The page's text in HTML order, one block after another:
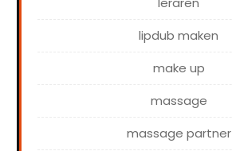
lipdub maken
make up
massage
massage partner